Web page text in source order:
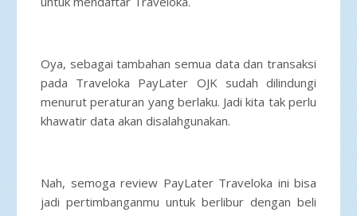
Oya, sebagai tambahan semua data dan transaksi
pada Traveloka PayLater OJK sudah dilindungi
menurut peraturan yang berlaku. Jadi kita tak perlu
khawatir data akan disalahgunakan.
Nah, semoga review PayLater Traveloka ini bisa
jadi pertimbanganmu untuk berlibur dengan beli